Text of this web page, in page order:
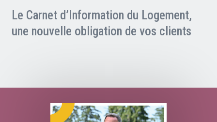
Le Carnet d’Information du Logement,
une nouvelle obligation de vos clients